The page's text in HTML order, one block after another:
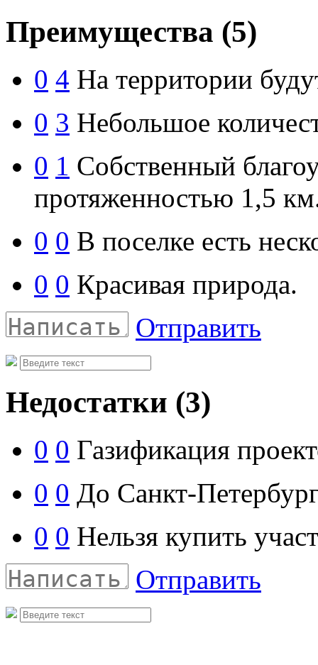
Преимущества (5)
0 4 На территории
0 3 Небольшое
0 1 Собственный
протяженностью 1,5
0 0 В поселке есть
0 0 Красивая природа.
Отправить
Недостатки (3)
0 0 Газификация
0 0 До Санкт-
0 0 Нельзя купить
Отправить